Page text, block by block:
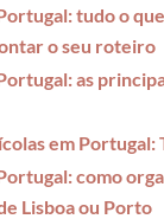
tudo o
o seu roteiro
as
em Portugal:
como
Lisboa ou Porto